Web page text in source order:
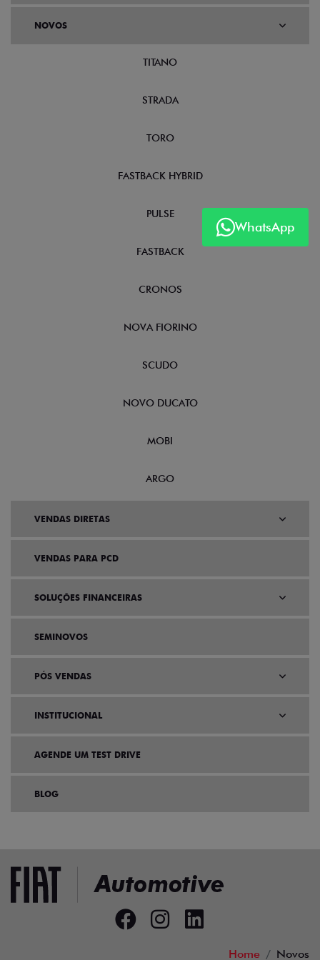
WhatsApp
NOVOS
TITANO
STRADA
TORO
FASTBACK HYBRID
PULSE
FASTBACK
CRONOS
NOVA FIORINO
SCUDO
NOVO DUCATO
MOBI
ARGO
VENDAS DIRETAS
VENDAS PARA PCD
SOLUÇÕES FINANCEIRAS
SEMINOVOS
PÓS VENDAS
INSTITUCIONAL
AGENDE UM TEST DRIVE
BLOG
Home Novos